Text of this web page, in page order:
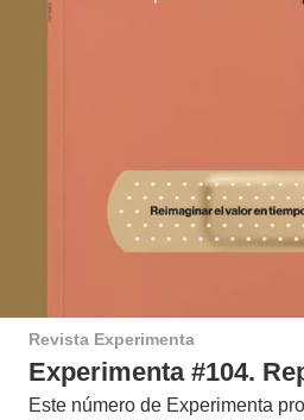
Revista Experimenta
Experimenta #104.
Este número de Experimenta